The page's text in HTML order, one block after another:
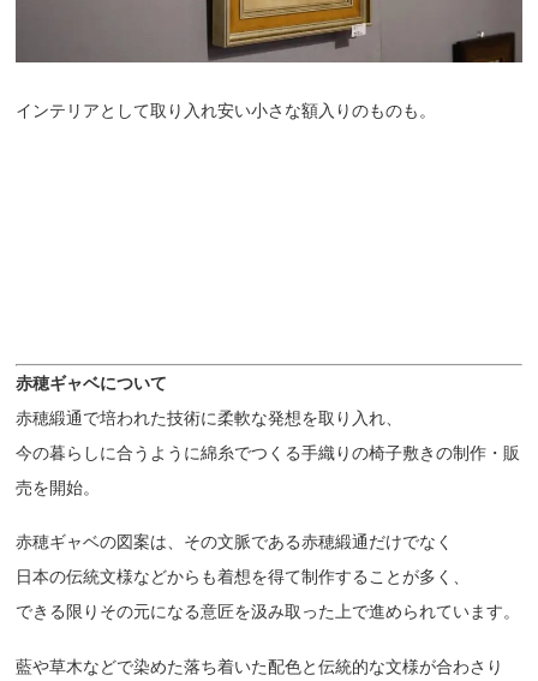
インテリアとして取り入れ安い小さな額入りのものも。
赤穂ギャベについて
赤穂緞通で培われた技術に柔軟な発想を取り入れ、
今の暮らしに合うように綿糸でつくる手織りの椅子敷きの制作・販
売を開始。
赤穂ギャベの図案は、その文脈である赤穂緞通だけでなく
日本の伝統文様などからも着想を得て制作することが多く、
できる限りその元になる意匠を汲み取った上で進められています。
藍や草木などで染めた落ち着いた配色と伝統的な文様が合わさり